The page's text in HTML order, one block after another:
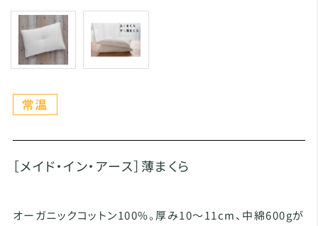
［メイド・イン・アース］薄まくら
オーガニックコットン100%。厚み10〜11cm、中綿600gが